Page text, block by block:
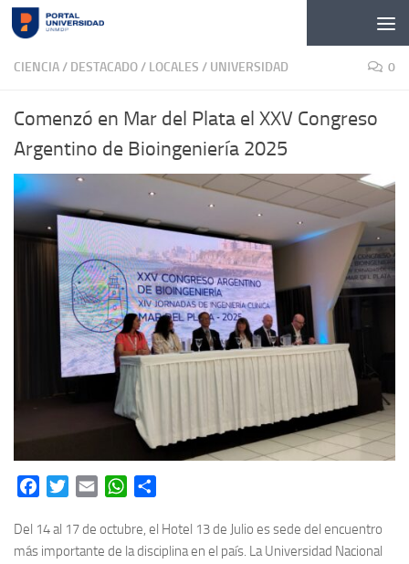
Skip to content
CIENCIA/ DESTACADO/ LOCALES / UNIVERSIDAD 0
Comenzó en Mar del Plata el XXV Congreso
Argentino de Bioingeniería 2025
FacebookTwitterEmail WhatsApp
Del 14 al 17 de octubre, el Hotel 13 de Julio es sede del encuentro
más importante de la disciplina en el país. La Universidad Nacional